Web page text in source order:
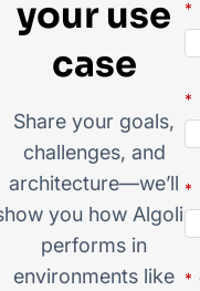
your use
case
Share your goals,
challenges, and
architecture—we’ll
you how Algolia
performs in
environments like
*
*
*
*